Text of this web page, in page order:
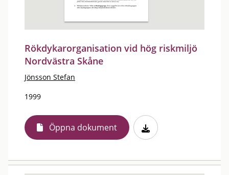
Rökdykarorganisation vid hög riskmiljö
Nordvästra Skåne
Jönsson Stefan
1999
Öppna dokument